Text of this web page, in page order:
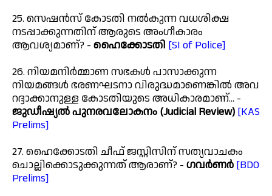
25. സെഷൻസ് കോടതി നൽകുന്ന വധശിക്ഷ
നടപ്പാക്കുന്നതിന് ആരുടെ അംഗീകാരം
ആവശ്യമാണ്? - ഹൈക്കോടതി [SI of Police]
26. നിയമനിർമ്മാണ സഭകൾ പാസാക്കുന്ന
നിയമങ്ങൾ ഭരണഘടനാ വിരുദ്ധമാണെങ്കിൽ അവ
റദ്ദാക്കാനുള്ള കോടതിയുടെ അധികാരമാണ്... -
ജുഡീഷ്യൽ പുനരവലോകനം (Judicial Review) [KAS
Prelims]
27. ഹൈക്കോടതി ചീഫ് ജസ്റ്റിസിന് സത്യവാചകം
ചൊല്ലിക്കൊടുക്കുന്നത് ആരാണ്? - ഗവർണർ [BDO
Prelims]